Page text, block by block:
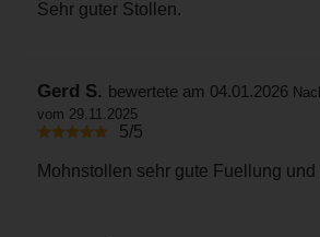
Sehr guter Stollen.
Gerd S. bewertete am 04.01.2026
vom 29.11.2025
5/5
Mohnstollen sehr gute Fuellung